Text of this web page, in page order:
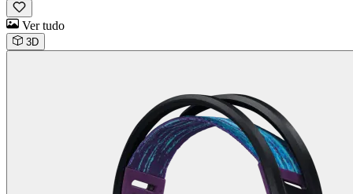
Ver tudo
3D